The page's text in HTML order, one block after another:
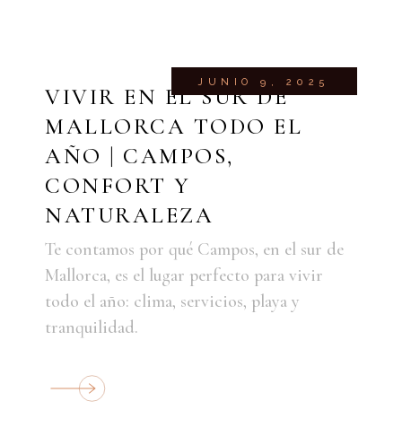
JUNIO 9, 2025
VIVIR EN EL SUR DE
MALLORCA TODO EL
AÑO | CAMPOS,
CONFORT Y
NATURALEZA
Te contamos por qué Campos, en el sur de
Mallorca, es el lugar perfecto para vivir
todo el año: clima, servicios, playa y
tranquilidad.